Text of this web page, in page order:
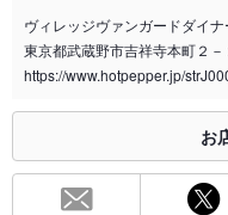
喫煙専用室 なし
※2020年4月1日～受動喫煙対策に関す
総席数 31席(カウンター
ヴィレッジヴァンガードダイ
東京都武蔵野市吉祥寺本町２
https://www.hotpepper.jp/
お